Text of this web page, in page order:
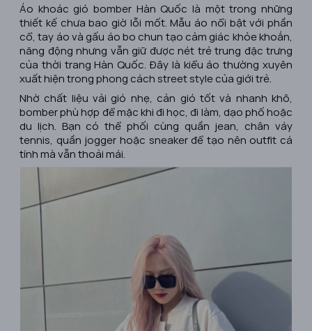
Áo khoác gió bomber Hàn Quốc là một trong những
thiết kế chưa bao giờ lỗi mốt. Mẫu áo nổi bật với phần
cổ, tay áo và gấu áo bo chun tạo cảm giác khỏe khoắn,
năng động nhưng vẫn giữ được nét trẻ trung đặc trưng
của thời trang Hàn Quốc. Đây là kiểu áo thường xuyên
xuất hiện trong phong cách street style của giới trẻ.
Nhờ chất liệu vải gió nhẹ, cản gió tốt và nhanh khô,
bomber phù hợp để mặc khi đi học, đi làm, dạo phố hoặc
du lịch. Bạn có thể phối cùng quần jean, chân váy
tennis, quần jogger hoặc sneaker để tạo nên outfit cá
tính mà vẫn thoải mái.